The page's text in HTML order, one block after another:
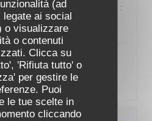
(ad
legate ai social
o visualizzare
o contenuti
Clicca su
'Rifiuta tutto' o
per gestire le
Puoi
le tue scelte in
cliccando
5/5 Cucina: 5 /5 Qualità / Prezzo
:
- service rapide mais
SAISONS